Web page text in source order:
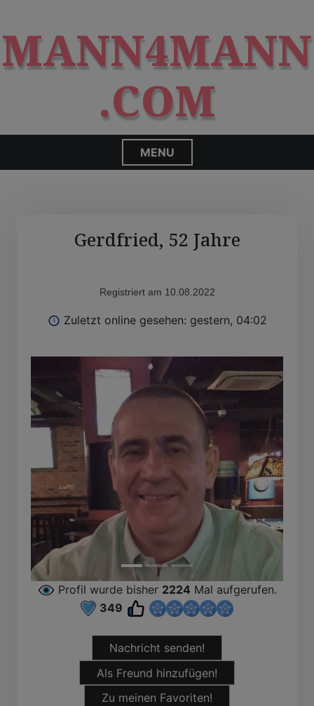
i
p
o
c
n
t
MANN4MANN
.COM
MENU
Gerdfried, 52 Jahre
Registriert am 10.08.2022
Zuletzt online gesehen: gestern, 04:02
Profil wurde bisher 2224 Mal aufgerufen.
349
Nachricht senden!
Als Freund hinzufügen!
Zu meinen Favoriten!